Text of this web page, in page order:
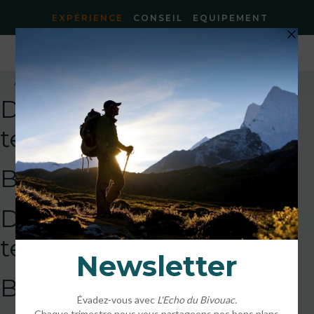
EXPÉRIENCE CONSEIL EQUIPEMENT
Accueil Bardenas Reales»BardenasReales
DEFAULT
template!!!!!attachment
BardenasReales
DEFAULT
template!!!!!attachment
BardenasReales